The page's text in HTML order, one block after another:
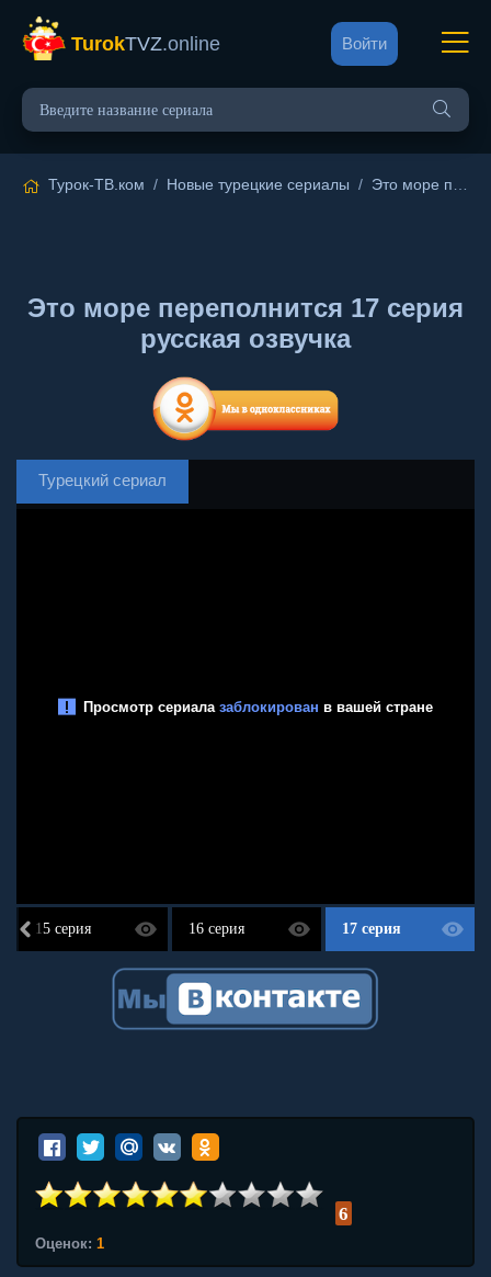
TurokTVZ.online Войти
Турок-ТВ.ком / Новые турецкие сериалы / Это море переполнится
Это море переполнится 17 серия
русская озвучка
Турецкий сериал
15 серия 16 серия 17 серия
6
Оценок: 1